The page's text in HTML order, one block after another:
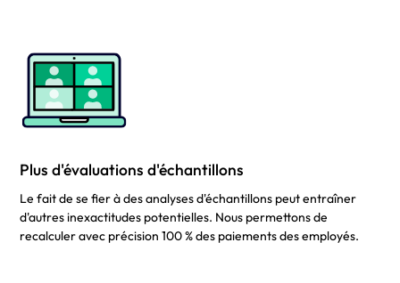
Plus d'évaluations d'échantillons
Le fait de se fier à des analyses d'échantillons peut entraîner
d'autres inexactitudes potentielles. Nous permettons de
recalculer avec précision 100 % des paiements des employés.